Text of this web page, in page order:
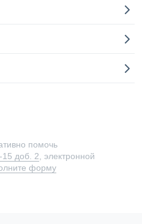
помочь
доб. 2 , электронной
форму